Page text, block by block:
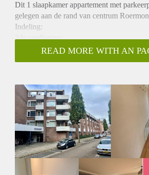
Dit 1 slaapkamer appartement met
gelegen aan de rand van centrum
Indeling:
3de verdieping;
Het appartement heeft een woonkamer
welke is v.v. een nette installatie met de
bereiken.
De slaapkamer biedt toegang tot de
wastafel meubel en wasmachine
appartement is v.v. een laminaat vloer.
Huurgegevens
- De huurprijs incl. servicekosten,
privé parkeerplaats, excl. elektra bedraagt
maand.
READ MORE WITH AN